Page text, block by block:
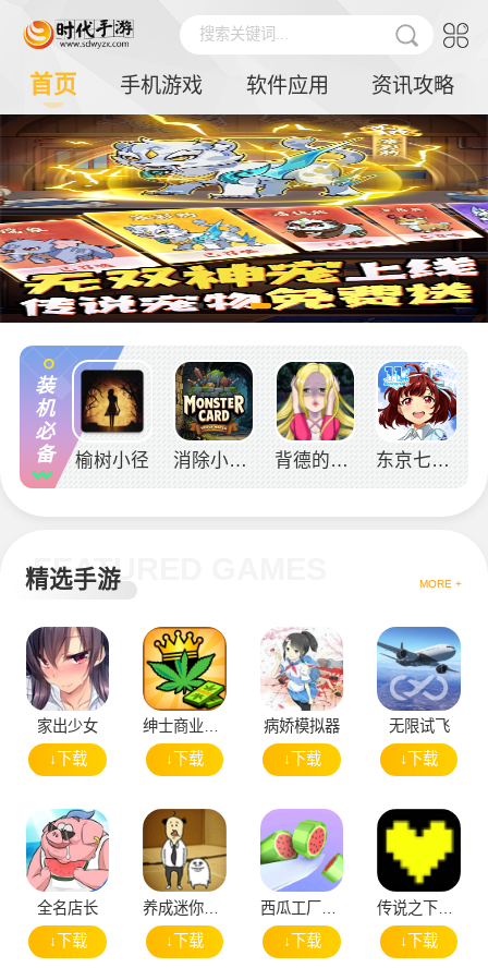
搜索关键词...
首页 手机游戏 软件应用 资讯攻略
装
机
必
备
榆树小径 消除小怪牌 背德的长发公主 东京七姐妹
精选手游
FEATURED GAMES MORE +
家出少女
↓下载
绅士商业策略
↓下载
病娇模拟器
↓下载
无限试飞
↓下载
全名店长
↓下载
↓下载
↓下载
↓下载